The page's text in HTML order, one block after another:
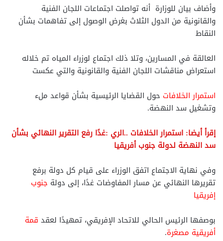
وأضاف بيان للوزارة أنه تواصلت اجتماعات اللجان الفنية
والقانونية من الدول الثلاث بغرض الوصول إلى تفاهمات بشأن
النقاط
العالقة في المسارين، وتلا ذلك اجتماع لوزراء المياه تم خلاله
استعراض مناقشات اللجان الفنية والقانونية والتي عكست
استمرار الخلافات حول القضايا الرئيسية بشأن قواعد ملء
وتشغيل سد النهضة.
إقرأ أيضا: استمرار الخلافات ..الري :غدًا رفع التقرير النهائي بشأن
سد النهضة لدولة جنوب أفريقيا
وفي نهاية الاجتماع اتفق الوزراء على قيام كل دولة برفع
تقريرها النهائي عن مسار المفاوضات غدًا، إلى دولة جنوب
إفريقيا
بوصفها الرئيس الحالي للاتحاد الإفريقي، تمهيدًا لعقد قمة
أفريقية مصغرة.